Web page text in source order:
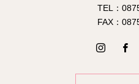
TEL：
FAX：